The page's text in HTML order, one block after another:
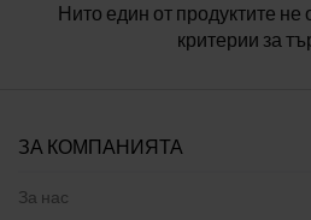
Нито един от продуктите
критерии за
ЗА КОМПАНИЯТА
За нас